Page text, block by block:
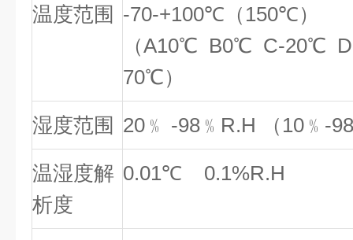
温度范围 -70-+100℃（150℃）
（A10℃ B0℃ C-20℃
70℃）
湿度范围 20﹪ -98﹪R.H （10﹪-
温湿度解
析度
0.01℃ 0.1%R.H